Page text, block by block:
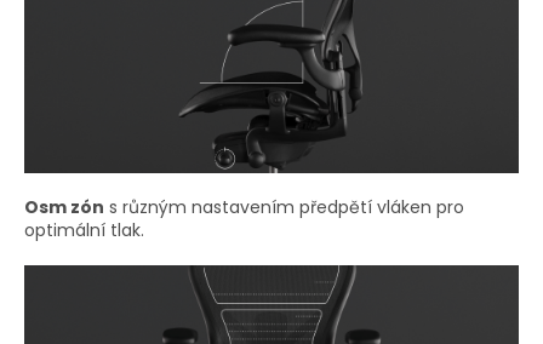
Osm zón s různým nastavením předpětí vláken pro
optimální tlak.